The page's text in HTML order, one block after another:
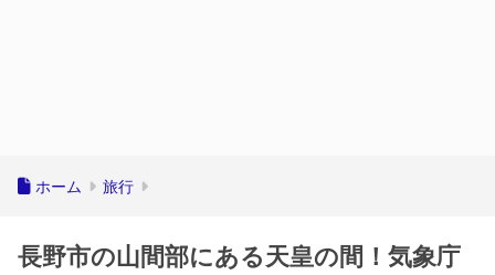
ホーム 旅行
長野市の山間部にある天皇の間！気象庁